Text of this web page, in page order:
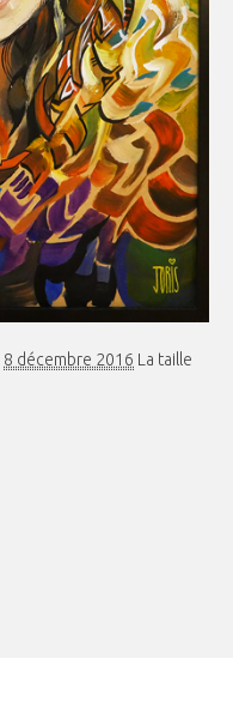
8 décembre 2016 La taille